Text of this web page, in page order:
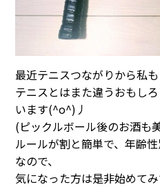
最近テニスつながりから私
テニスとはまた違うおもし
います(^o^)丿
(ピックルボール後のお酒も
ルールが割と簡単で、年齢
なので、
気になった方は是非始めて